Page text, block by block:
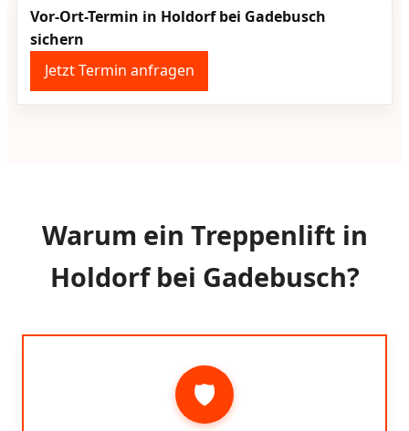
Vor-Ort-Termin in Holdorf bei Gadebusch
sichern
Jetzt Termin anfragen
Warum ein Treppenlift in
Holdorf bei Gadebusch?
🛡️